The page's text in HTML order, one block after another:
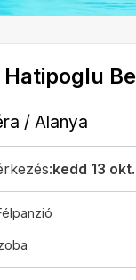
/ Alanya
kedd 13